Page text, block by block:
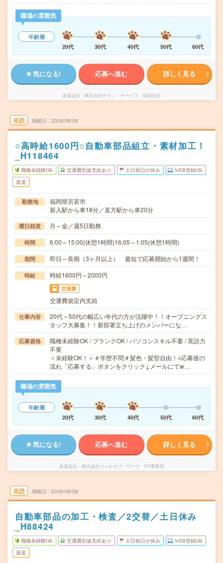
職場の雰囲気
年齢層
20代
30代 40代 50代 60代
気になる! 応募へ進む 詳しく見る
派遣会社 株式会社テクノ・サービス 採用担当
未読 掲載日 2026/08/08
○高時給1600円○自動車部品組立・素材加工！
_H118464
職種未経験OK 交通費別途支給あり 土日祝日が休み WEB登録OK
派遣
勤務地
福岡県宮若市
新入駅から車18分／直方駅から車20分
曜日頻度 月～金／週5日勤務
時間 6:00～15:00(休憩1時間)16:05～1:05(休憩1時間)
期間 即日～長期（3ヶ月以上） 最短で応募開始から1週間！
時給 時給1600円～2000円
交通費
交通費規定内支給
仕事内容
20代～50代の幅広い年代の方が活躍中！！オープニングス
タッフ大募集！！新部署立ち上げのメンバーにな…
応募資格
職種未経験OK / ブランクOK / パソコンスキル不要 / 英語力
不要
＜未経験OK！＞＃学歴不問＃髪色・髪型自由！○応募後の
流れ「応募する」ボタンをクリック↓メールにてw…
職場の雰囲気
年齢層
20代
30代 40代 50代 60代
気になる! 応募へ進む 詳しく見る
派遣会社 株式会社ウィルオブ・ワーク FO事業部
未読 掲載日 2026/08/08
自動車部品の加工・検査／2交替／土日休み
_H88424
職種未経験OK 交通費別途支給あり 土日祝日が休み WEB登録OK
派遣